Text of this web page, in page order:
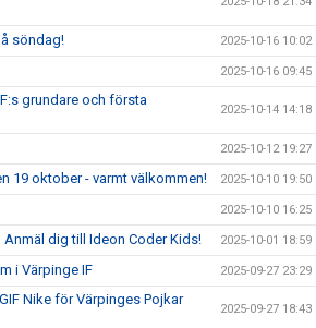
söndag! 2025-10-16 10:02
2025-10-16 09:45
grundare och första
2025-10-14 14:18
2025-10-12 19:27
19 oktober - varmt välkommen! 2025-10-10 19:50
2025-10-10 16:25
dig till Ideon Coder Kids! 2025-10-01 18:59
i Värpinge IF 2025-09-27 23:29
Nike för Värpinges Pojkar
2025-09-27 18:43